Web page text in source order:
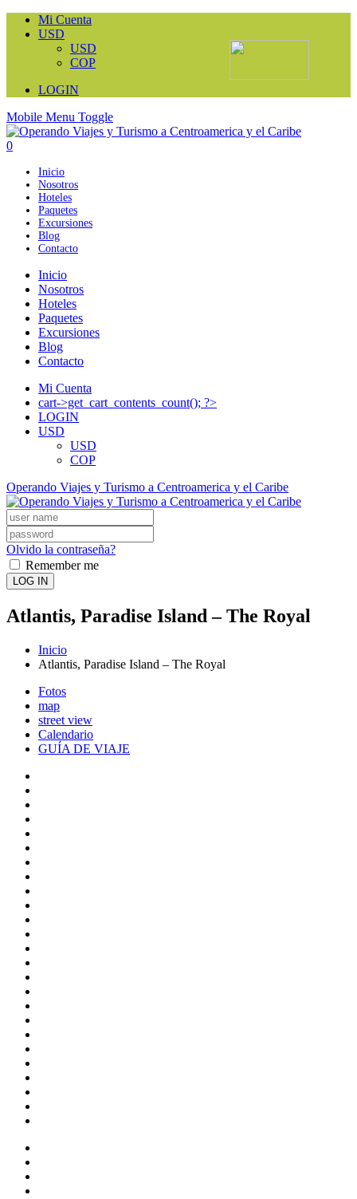
Mi Cuenta
USD
USD
COP
LOGIN
Mobile Menu Toggle
0
Inicio
Nosotros
Hoteles
Paquetes
Excursiones
Blog
Contacto
Inicio
Nosotros
Hoteles
Paquetes
Excursiones
Blog
Contacto
Mi Cuenta
cart->get_cart_contents_count(); ?>
LOGIN
USD
USD
COP
Operando Viajes y Turismo a Centroamerica y el Caribe
Olvido la contraseña?
Remember me
LOG IN
Atlantis, Paradise Island – The Royal
Inicio
Atlantis, Paradise Island – The Royal
Fotos
map
street view
Calendario
GUÍA DE VIAJE